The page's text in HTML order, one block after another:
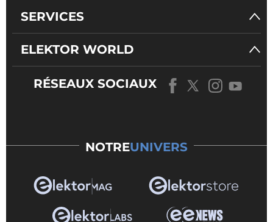
SERVICES
ELEKTOR WORLD
RÉSEAUX SOCIAUX
NOTREUNIVERS